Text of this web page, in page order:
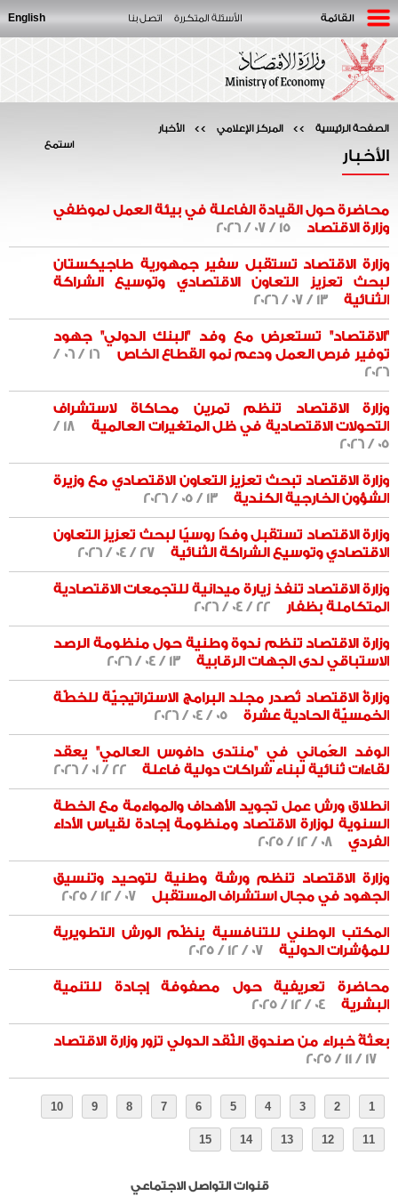
القائمة الأسئلة المتكررة اتصل بنا English
استمع
الصفحة الرئيسية >> المركز الإعلامي >> الأخبار
الأخبار
محاضرة حول القيادة الفاعلة في بيئة العمل لموظفي
وزارة الاقتصاد 15 / 07 / 2026
وزارة الاقتصاد تستقبل سفير جمهورية طاجيكستان
لبحث تعزيز التعاون الاقتصادي وتوسيع الشراكة
الثنائية 13 / 07 / 2026
"الاقتصاد" تستعرض مع وفد "البنك الدولي" جهود
توفير فرص العمل ودعم نمو القطاع الخاص
16 / 06 /
2026
وزارة الاقتصاد تنظم تمرين محاكاة لاستشراف
التحولات الاقتصادية في ظل المتغيرات العالمية
18 /
05 / 2026
وزارة الاقتصاد تبحث تعزيز التعاون الاقتصادي مع وزيرة
الشؤون الخارجية الكندية 13 / 05 / 2026
وزارة الاقتصاد تستقبل وفدًا روسيًا لبحث تعزيز التعاون
الاقتصادي وتوسيع الشراكة الثنائية 27 / 04 / 2026
وزارة الاقتصاد تنفذ زيارة ميدانية للتجمعات الاقتصادية
المتكاملة بظفار 22 / 04 / 2026
وزارة الاقتصاد تنظم ندوة وطنية حول منظومة الرصد
الاستباقي لدى الجهات الرقابية 13 / 04 / 2026
وزارةُ الاقتصاد تُصدر مجلد البرامج الاستراتيجيّة للخطّة
الخمسيّة الحادية عشرة 05 / 04 / 2026
الوفد العُماني في "منتدى دافوس العالمي" يعقد
لقاءات ثنائية لبناء شراكات دولية فاعلة 22 / 01 / 2026
انطلاق ورش عمل تجويد الأهداف والمواءمة مع الخطة
السنوية لوزارة الاقتصاد ومنظومة إجادة لقياس الأداء
الفردي 08 / 12 / 2025
وزارة الاقتصاد تنظم ورشة وطنية لتوحيد وتنسيق
الجهود في مجال استشراف المستقبل 07 / 12 / 2025
المكتب الوطني للتنافسية ينظّم الورش التطويرية
للمؤشرات الدولية 07 / 12 / 2025
محاضرة تعريفية حول مصفوفة إجادة للتنمية
البشرية 04 / 12 / 2025
بعثةُ خبراء من صندوق النّقد الدولي تزور وزارة الاقتصاد
17 / 11 / 2025
قنوات التواصل الاجتماعي